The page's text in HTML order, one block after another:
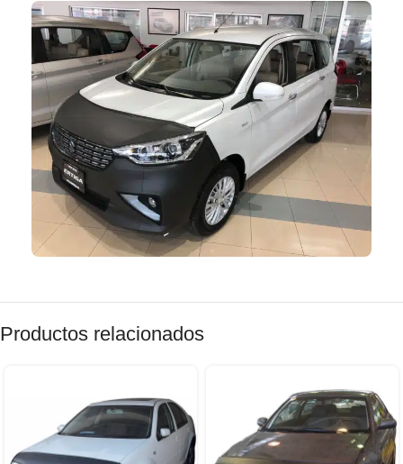
Productos relacionados